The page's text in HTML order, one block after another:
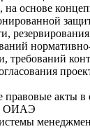
на основе
требований
акты в
ОИАЭ